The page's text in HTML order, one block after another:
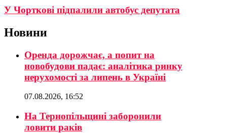
У Чорткові підпалили автобус депутата
Новини
Оренда дорожчає, а попит на
новобудови падає: аналітика ринку
нерухомості за липень в Україні
07.08.2026, 16:52
На Тернопільщині заборонили
ловити раків